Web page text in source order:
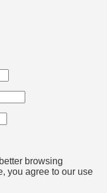
browsing
you agree to our use